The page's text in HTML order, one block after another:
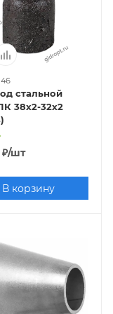
стальной
38х2-32х2
/шт
В корзину